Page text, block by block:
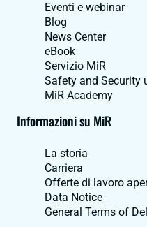
Eventi e webinar
Blog
News Center
eBook
Servizio MiR
Safety and Security
MiR Academy
Informazioni su MiR
La storia
Carriera
Offerte di lavoro
Data Notice
General Terms of